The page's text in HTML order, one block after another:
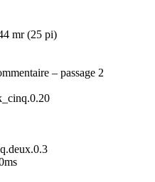
mr (25 pi)
– passage 2